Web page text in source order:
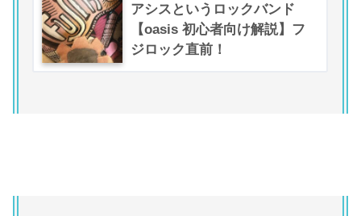
アシスというロックバンド
【oasis 初心者向け解説】フ
ジロック直前！